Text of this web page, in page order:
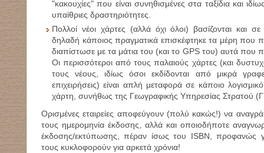
"κακουχίες" που είναι συνηθισμένες στα ταξίδια και
υπαίθριες δραστηριότητες.
Πολλοί νέοι χάρτες (αλλά όχι όλοι) βασίζονται και
δηλαδή κάποιος πραγματικά επισκέφτηκε τα μέρη που
διαπίστωσε με τα μάτια του (και το GPS του) αυτά που
Οι περισσότεροι από τους παλαιούς χάρτες (και
τους νέους, ιδίως όσοι εκδίδονται από μικρά
επιχειρήσεις) είναι απλή μεταφορά σε κάποιο
χάρτη, συνήθως της Γεωγραφικής Υπηρεσίας Στρατού
Ορισμένες εταιρείες αποφεύγουν (πολύ κακώς!) να
τους ημερομηνία έκδοσης, αλλά και οποιοδήποτε
έκδοσης/εκτύπωσης, πέραν ίσως του ISBN, προφανώς
τους κυκλοφορούν για αρκετά χρόνια!